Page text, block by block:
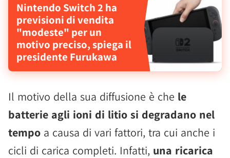
Nintendo Switch 2 ha
previsioni di vendita
"modeste" per un
motivo preciso, spiega il
presidente Furukawa
Il motivo della sua diffusione è che le
batterie agli ioni di litio si degradano nel
tempo a causa di vari fattori, tra cui anche i
cicli di carica completi. Infatti, una ricarica